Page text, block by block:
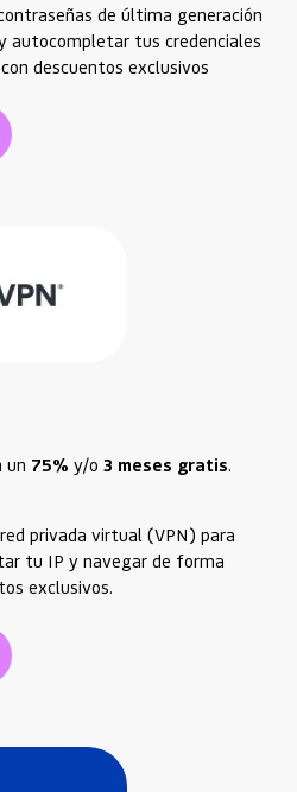
de última generación
autocompletar tus credenciales
descuentos exclusivos
un 75% y/o 3 meses gratis.
privada virtual (VPN) para
tu IP y navegar de forma
exclusivos.